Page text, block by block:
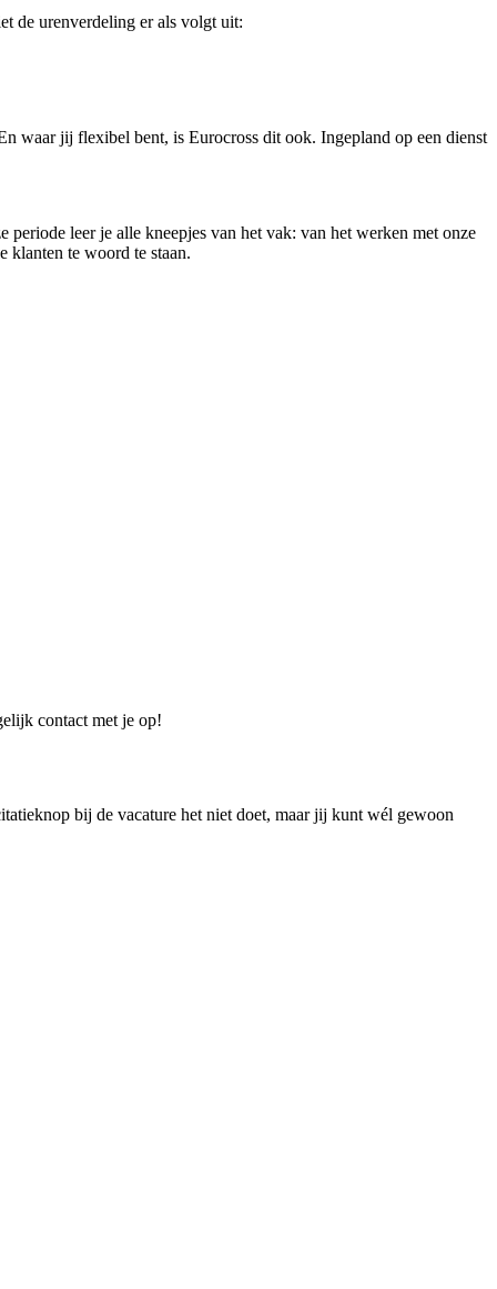
de urenverdeling er als volgt uit:
waar jij flexibel bent, is Eurocross dit ook. Ingepland op een dienst
leer je alle kneepjes van het vak: van het werken met onze
klanten te woord te staan.
contact met je op!
bij de vacature het niet doet, maar jij kunt wél gewoon